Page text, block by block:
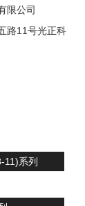
限公司
路11号光正科
11)系列